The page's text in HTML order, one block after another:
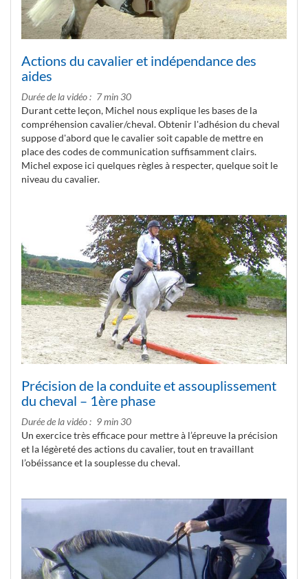
Actions du cavalier et indépendance des
aides
Durée de la vidéo
7 min 30
Durant cette leçon, Michel nous explique les bases de la
compréhension cavalier/cheval. Obtenir l'adhésion du cheval
suppose d'abord que le cavalier soit capable de mettre en
place des codes de communication suffisamment clairs.
Michel expose ici quelques règles à respecter, quelque soit le
niveau du cavalier.
Précision de la conduite et assouplissement
du cheval – 1ère phase
Durée de la vidéo
9 min 30
Un exercice très efficace pour mettre à l’épreuve la précision
et la légèreté des actions du cavalier, tout en travaillant
l’obéissance et la souplesse du cheval.